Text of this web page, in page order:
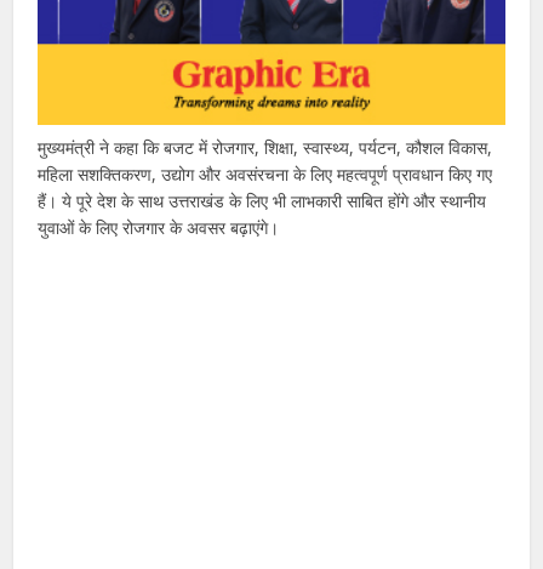
मुख्यमंत्री ने कहा कि बजट में रोजगार, शिक्षा, स्वास्थ्य, पर्यटन, कौशल विकास,
महिला सशक्तिकरण, उद्योग और अवसंरचना के लिए महत्वपूर्ण प्रावधान किए गए
हैं। ये पूरे देश के साथ उत्तराखंड के लिए भी लाभकारी साबित होंगे और स्थानीय
युवाओं के लिए रोजगार के अवसर बढ़ाएंगे।